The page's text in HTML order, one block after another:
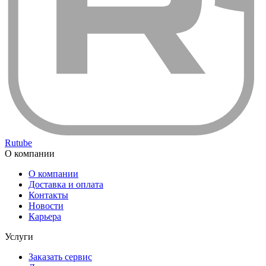
Rutube
О компании
О компании
Доставка и оплата
Контакты
Новости
Карьера
Услуги
Заказать сервис